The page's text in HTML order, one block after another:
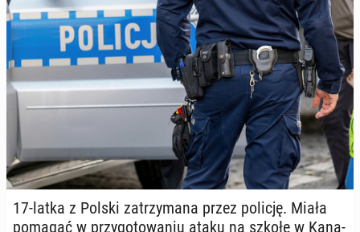
17-latka z Polski za­trzy­ma­na przez policję. Miała
pomagać w przy­go­to­wa­niu ataku na szkołę w Ka­na­